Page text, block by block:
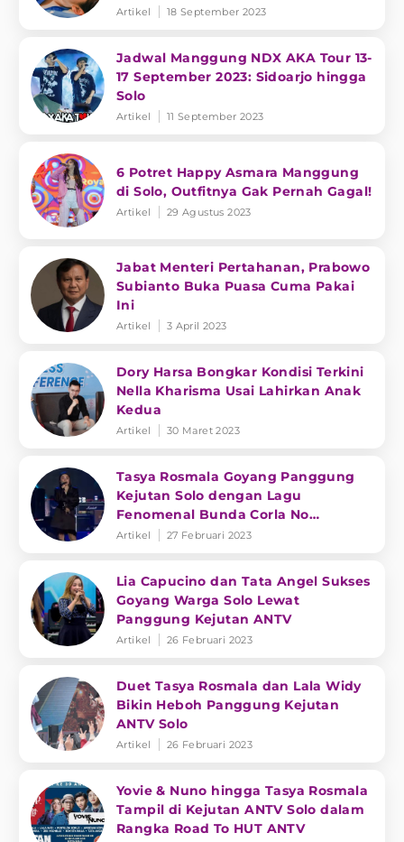
Artikel 18 September 2023
Jadwal Manggung NDX AKA Tour 13-
17 September 2023: Sidoarjo hingga
Solo
Artikel 11 September 2023
6 Potret Happy Asmara Manggung
di Solo, Outfitnya Gak Pernah Gagal!
Artikel 29 Agustus 2023
Jabat Menteri Pertahanan, Prabowo
Subianto Buka Puasa Cuma Pakai
Ini
Artikel 3 April 2023
Dory Harsa Bongkar Kondisi Terkini
Nella Kharisma Usai Lahirkan Anak
Kedua
Artikel 30 Maret 2023
Tasya Rosmala Goyang Panggung
Kejutan Solo dengan Lagu
Fenomenal Bunda Corla No
Comment
Artikel 27 Februari 2023
Lia Capucino dan Tata Angel Sukses
Goyang Warga Solo Lewat
Panggung Kejutan ANTV
Artikel 26 Februari 2023
Duet Tasya Rosmala dan Lala Widy
Bikin Heboh Panggung Kejutan
ANTV Solo
Artikel 26 Februari 2023
Yovie & Nuno hingga Tasya Rosmala
Tampil di Kejutan ANTV Solo dalam
Rangka Road To HUT ANTV